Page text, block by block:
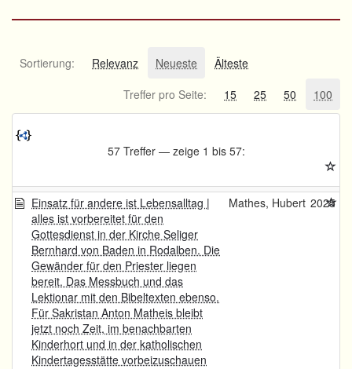
Sortierung: Relevanz Neueste
Älteste
Treffer pro Seite:
15 25 50 100
57 Treffer — zeige 1 bis 57:
Einsatz für andere ist Lebensalltag |
alles ist vorbereitet für den
Gottesdienst in der Kirche Seliger
Bernhard von Baden in Rodalben. Die
Gewänder für den Priester liegen
bereit. Das Messbuch und das
Lektionar mit den Bibeltexten ebenso.
Für Sakristan Anton Matheis bleibt
jetzt noch Zeit, im benachbarten
Kinderhort und in der katholischen
Kindertagesstätte vorbeizuschauen
Mathes, Hubert 2025